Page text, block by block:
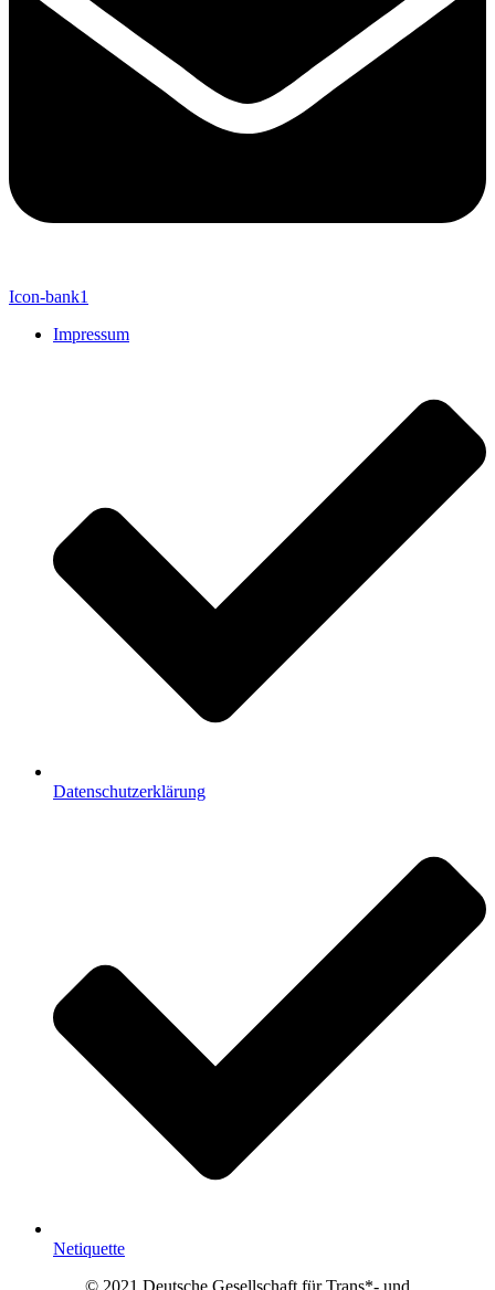
Icon-bank1
Impressum
Datenschutzerklärung
Netiquette